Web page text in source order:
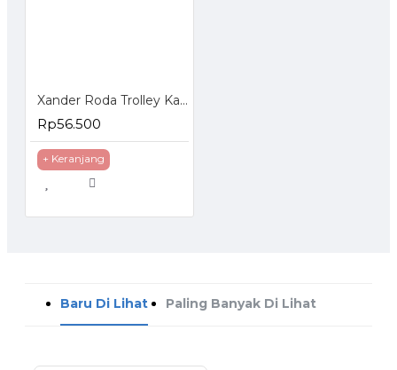
Xander Roda Trolley Karet 8 inch - Roda Troli Mati
Rp56.500
+ Keranjang
Baru Di Lihat Paling Banyak Di Lihat